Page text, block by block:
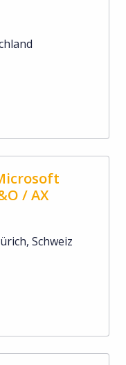
/ AX
, Schweiz